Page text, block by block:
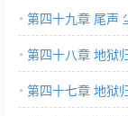
第四十九章 尾声
第四十八章 地狱
第四十七章 地狱